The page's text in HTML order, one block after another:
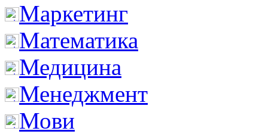
Маркетинг
Математика
Медицина
Менеджмент
Мови